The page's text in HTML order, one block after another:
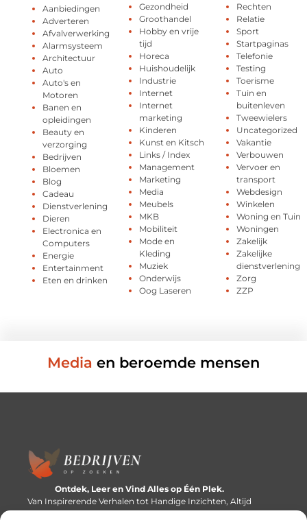
Aanbiedingen
Adverteren
Afvalverwerking
Alarmsysteem
Architectuur
Auto
Auto's en
Motoren
Banen en
opleidingen
Beauty en
verzorging
Bedrijven
Bloemen
Blog
Cadeau
Dienstverlening
Dieren
Electronica en
Computers
Energie
Entertainment
Eten en drinken
Gezondheid
Groothandel
Hobby en vrije
tijd
Horeca
Huishoudelijk
Industrie
Internet
Internet
marketing
Kinderen
Kunst en Kitsch
Links / Index
Management
Marketing
Media
Meubels
MKB
Mobiliteit
Mode en
Kleding
Muziek
Onderwijs
Oog Laseren
Rechten
Relatie
Sport
Startpaginas
Telefonie
Testing
Toerisme
Tuin en
buitenleven
Tweewielers
Uncategorized
Vakantie
Verbouwen
Vervoer en
transport
Webdesign
Winkelen
Woning en Tuin
Woningen
Zakelijk
Zakelijke
dienstverlening
Zorg
ZZP
Media en beroemde mensen
Ontdek, Leer en Vind Alles op Één Plek.
Van Inspirerende Verhalen tot Handige Inzichten, Altijd
Binnen Handbereik.